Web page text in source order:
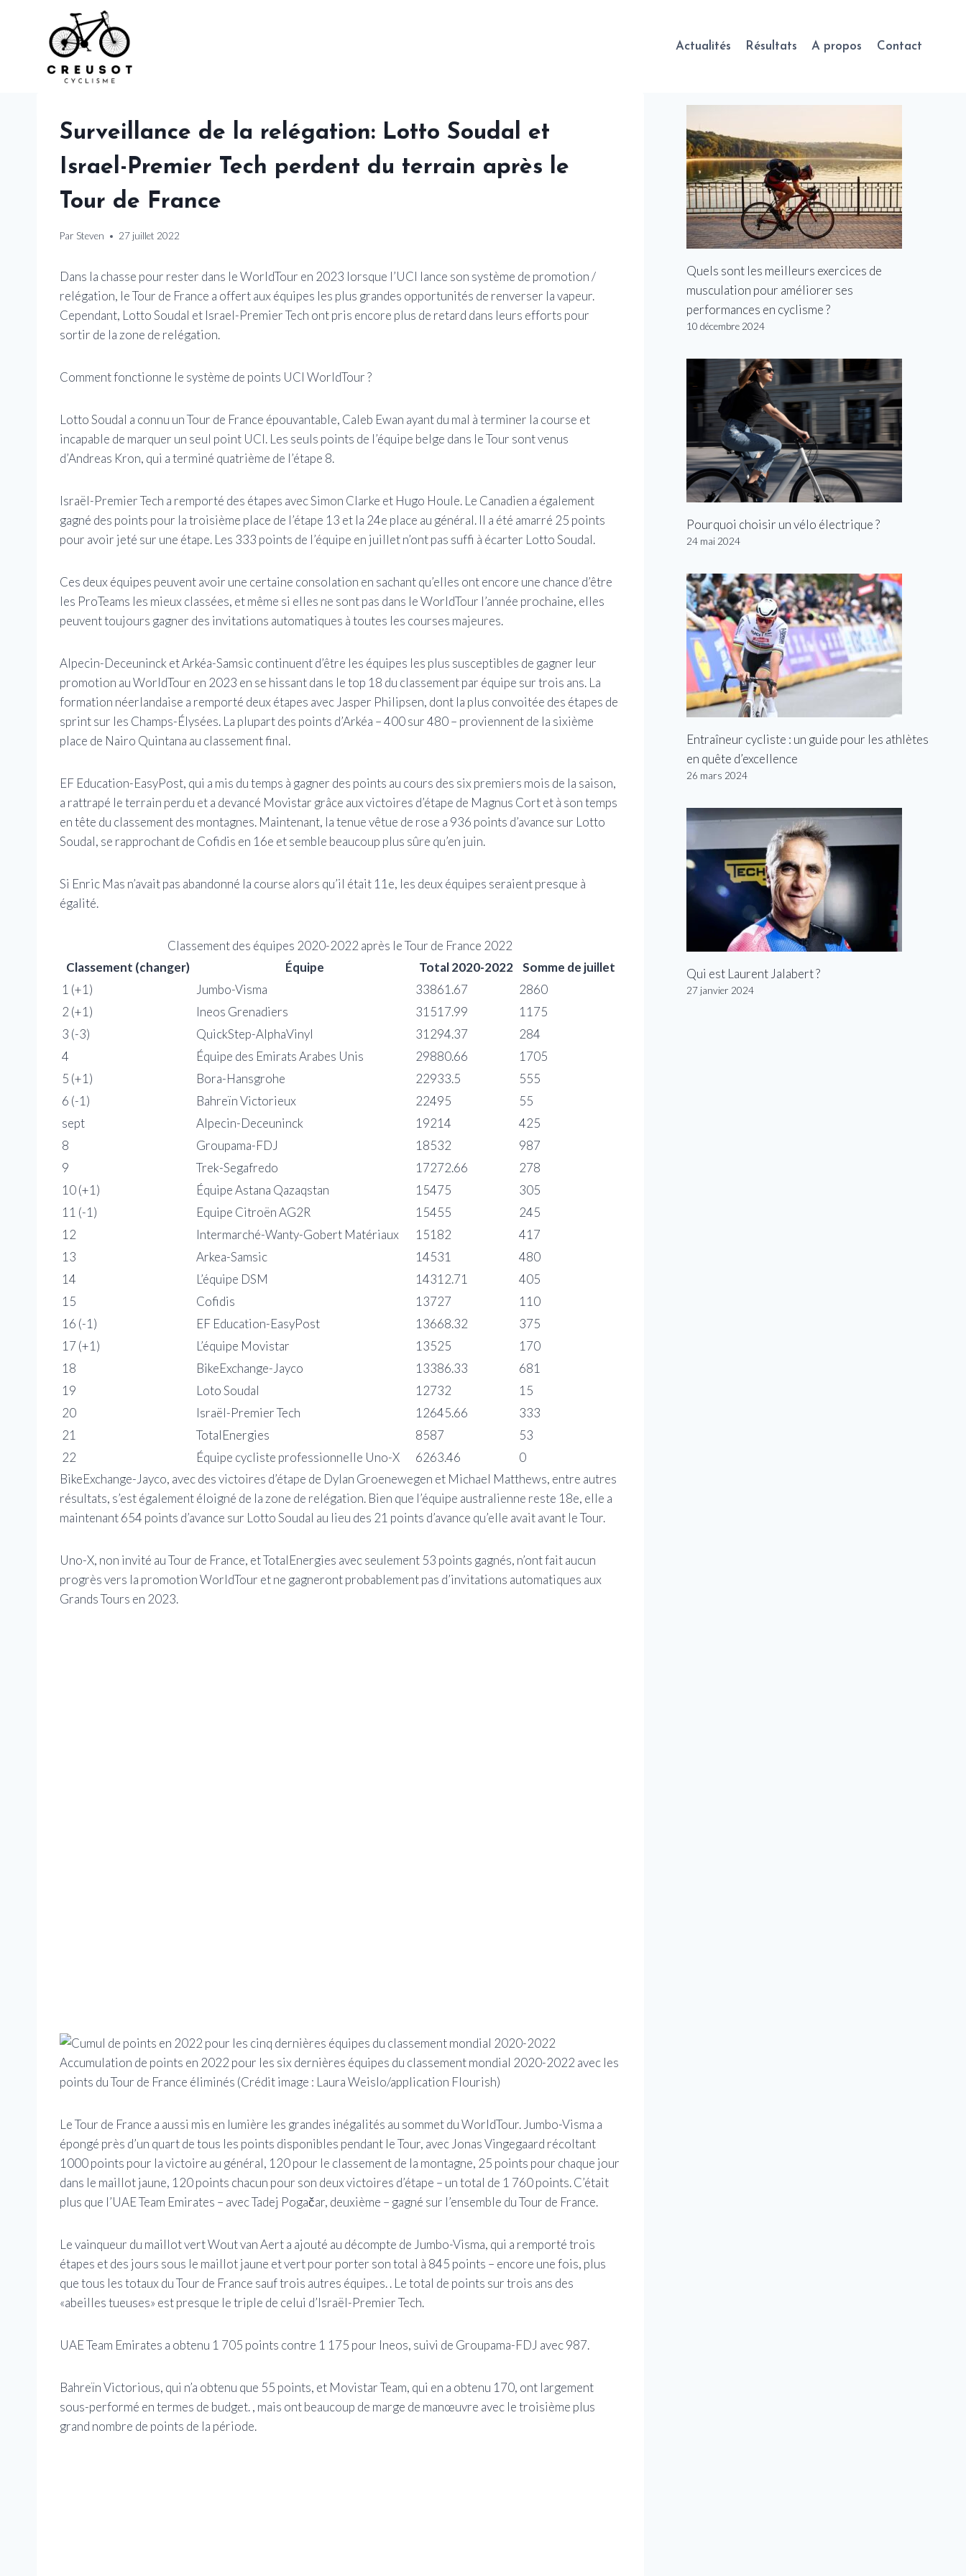
Actualités Résultats A propos Contact
Surveillance de la relégation: Lotto Soudal et
Israel-Premier Tech perdent du terrain après le
Tour de France
Par Steven 27 juillet 2022
Dans la chasse pour rester dans le WorldTour en 2023 lorsque l’UCI lance son système de promotion /
relégation, le Tour de France a offert aux équipes les plus grandes opportunités de renverser la vapeur.
Cependant, Lotto Soudal et Israel-Premier Tech ont pris encore plus de retard dans leurs efforts pour
sortir de la zone de relégation.
Comment fonctionne le système de points UCI WorldTour ?
Lotto Soudal a connu un Tour de France épouvantable, Caleb Ewan ayant du mal à terminer la course et
incapable de marquer un seul point UCI. Les seuls points de l’équipe belge dans le Tour sont venus
d’Andreas Kron, qui a terminé quatrième de l’étape 8.
Israël-Premier Tech a remporté des étapes avec Simon Clarke et Hugo Houle. Le Canadien a également
gagné des points pour la troisième place de l’étape 13 et la 24e place au général. Il a été amarré 25 points
pour avoir jeté sur une étape. Les 333 points de l’équipe en juillet n’ont pas suffi à écarter Lotto Soudal.
Ces deux équipes peuvent avoir une certaine consolation en sachant qu’elles ont encore une chance d’être
les ProTeams les mieux classées, et même si elles ne sont pas dans le WorldTour l’année prochaine, elles
peuvent toujours gagner des invitations automatiques à toutes les courses majeures.
Alpecin-Deceuninck et Arkéa-Samsic continuent d’être les équipes les plus susceptibles de gagner leur
promotion au WorldTour en 2023 en se hissant dans le top 18 du classement par équipe sur trois ans. La
formation néerlandaise a remporté deux étapes avec Jasper Philipsen, dont la plus convoitée des étapes de
sprint sur les Champs-Élysées. La plupart des points d’Arkéa – 400 sur 480 – proviennent de la sixième
place de Nairo Quintana au classement final.
EF Education-EasyPost, qui a mis du temps à gagner des points au cours des six premiers mois de la saison,
a rattrapé le terrain perdu et a devancé Movistar grâce aux victoires d’étape de Magnus Cort et à son temps
en tête du classement des montagnes. Maintenant, la tenue vêtue de rose a 936 points d’avance sur Lotto
Soudal, se rapprochant de Cofidis en 16e et semble beaucoup plus sûre qu’en juin.
Si Enric Mas n’avait pas abandonné la course alors qu’il était 11e, les deux équipes seraient presque à
égalité.
Classement des équipes 2020-2022 après le Tour de France 2022
Classement (changer)
Équipe Total 2020-2022
Somme de juillet
1 (+1)
Jumbo-Visma 33861.67
2860
2 (+1)
Ineos Grenadiers 31517.99
1175
3 (-3)
QuickStep-AlphaVinyl 31294.37
284
4
Équipe des Emirats Arabes Unis 29880.66
1705
5 (+1)
Bora-Hansgrohe 22933.5
555
6 (-1)
Bahreïn Victorieux 22495
55
sept
Alpecin-Deceuninck 19214
425
8
Groupama-FDJ 18532
987
9
Trek-Segafredo 17272.66
278
10 (+1)
Équipe Astana Qazaqstan 15475
305
11 (-1)
Equipe Citroën AG2R 15455
245
12
Intermarché-Wanty-Gobert Matériaux 15182
417
13
Arkea-Samsic 14531
480
14
L’équipe DSM 14312.71
405
15
Cofidis 13727
110
16 (-1)
EF Education-EasyPost 13668.32
375
17 (+1)
L’équipe Movistar 13525
170
18
BikeExchange-Jayco 13386.33
681
19
Loto Soudal 12732
15
20
Israël-Premier Tech 12645.66
333
21
TotalEnergies 8587
53
22
Équipe cycliste professionnelle Uno-X 6263.46
0
BikeExchange-Jayco, avec des victoires d’étape de Dylan Groenewegen et Michael Matthews, entre autres
résultats, s’est également éloigné de la zone de relégation. Bien que l’équipe australienne reste 18e, elle a
maintenant 654 points d’avance sur Lotto Soudal au lieu des 21 points d’avance qu’elle avait avant le Tour.
Uno-X, non invité au Tour de France, et TotalEnergies avec seulement 53 points gagnés, n’ont fait aucun
progrès vers la promotion WorldTour et ne gagneront probablement pas d’invitations automatiques aux
Grands Tours en 2023.
Accumulation de points en 2022 pour les six dernières équipes du classement mondial 2020-2022 avec les
points du Tour de France éliminés (Crédit image : Laura Weislo/application Flourish)
Le Tour de France a aussi mis en lumière les grandes inégalités au sommet du WorldTour. Jumbo-Visma a
épongé près d’un quart de tous les points disponibles pendant le Tour, avec Jonas Vingegaard récoltant
1000 points pour la victoire au général, 120 pour le classement de la montagne, 25 points pour chaque jour
dans le maillot jaune, 120 points chacun pour son deux victoires d’étape – un total de 1 760 points. C’était
plus que l’UAE Team Emirates – avec Tadej Pogačar, deuxième – gagné sur l’ensemble du Tour de France.
Le vainqueur du maillot vert Wout van Aert a ajouté au décompte de Jumbo-Visma, qui a remporté trois
étapes et des jours sous le maillot jaune et vert pour porter son total à 845 points – encore une fois, plus
que tous les totaux du Tour de France sauf trois autres équipes. . Le total de points sur trois ans des
«abeilles tueuses» est presque le triple de celui d’Israël-Premier Tech.
UAE Team Emirates a obtenu 1 705 points contre 1 175 pour Ineos, suivi de Groupama-FDJ avec 987.
Bahreïn Victorious, qui n’a obtenu que 55 points, et Movistar Team, qui en a obtenu 170, ont largement
sous-performé en termes de budget. , mais ont beaucoup de marge de manœuvre avec le troisième plus
grand nombre de points de la période.
Quels sont les meilleurs exercices de
musculation pour améliorer ses
performances en cyclisme ?
10 décembre 2024
Pourquoi choisir un vélo électrique ?
24 mai 2024
Entraîneur cycliste : un guide pour les athlètes
en quête d’excellence
26 mars 2024
Qui est Laurent Jalabert ?
27 janvier 2024